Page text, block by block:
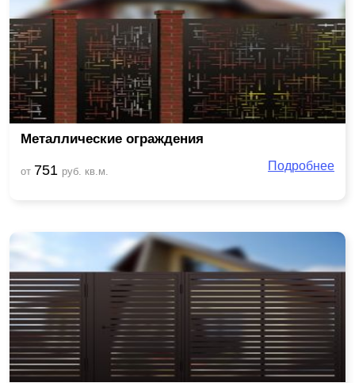
Металлические ограждения
от 751 руб. кв.м. Подробнее